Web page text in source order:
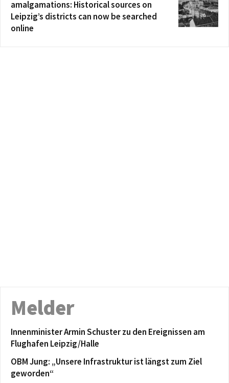
amalgamations: Historical sources on
Leipzig’s districts can now be searched
online
Melder
Innenminister Armin Schuster zu den Ereignissen am
Flughafen Leipzig/Halle
OBM Jung: „Unsere Infrastruktur ist längst zum Ziel
geworden“